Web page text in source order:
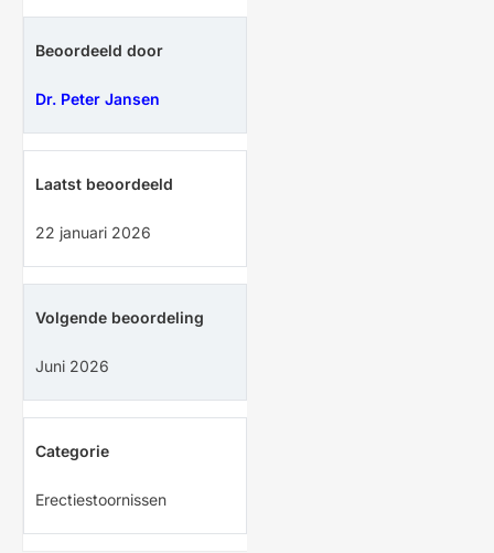
Beoordeeld door
Dr. Peter Jansen
Laatst beoordeeld
22 januari 2026
Volgende beoordeling
Juni 2026
Categorie
Erectiestoornissen